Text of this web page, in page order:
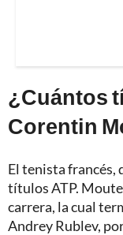
¿Cuántos
Corentin
El tenista francés,
títulos ATP.
carrera, la cual
Andrey Rublev,